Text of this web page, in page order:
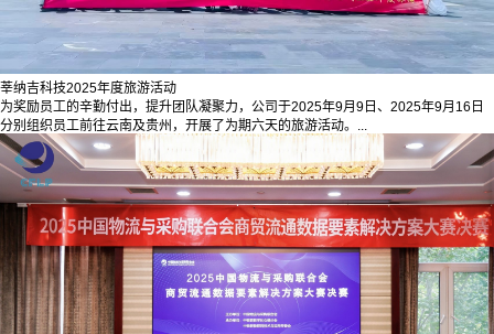
莘纳吉科技2025年度旅游活动
为奖励员工的辛勤付出，提升团队凝聚力，公司于2025年9月9日、2025年9月16日
分别组织员工前往云南及贵州，开展了为期六天的旅游活动。...